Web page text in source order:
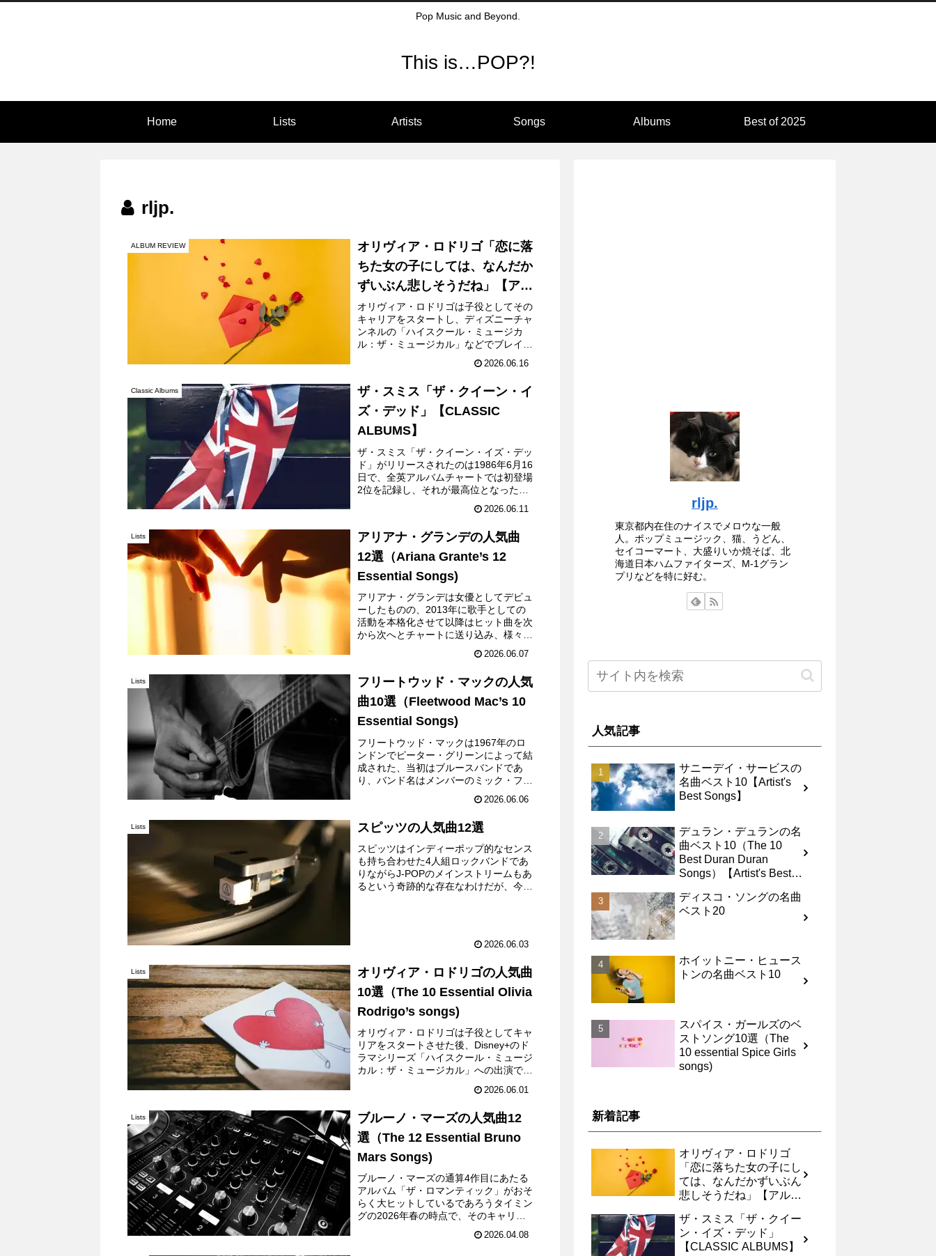
Pop Music and Beyond.
This is…POP?!
Home Lists Artists Songs Albums Best of 2025
rljp.
ALBUM REVIEW
オリヴィア・ロドリゴ「恋に落
ちた女の子にしては、なんだか
ずいぶん悲しそうだね」【アル
バムレヴュー】
オリヴィア・ロドリゴは子役としてその
キャリアをスタートし、ディズニーチャ
ンネルの「ハイスクール・ミュージカ
ル：ザ・ミュージカル」などでブレイク
動を本格化したのだが、デビューシング
2026.06.16
Classic Albums
ザ・スミス「ザ・クイーン・イ
ズ・デッド」【CLASSIC
ALBUMS】
ザ・スミス「ザ・クイーン・イズ・デッ
ド」がリリースされたのは1986年6月16
日で、全英アルバムチャートでは初登場
2位を記録し、それが最高位となった。
ブル・タッチ」であった。発売40周年
2026.06.11
Lists
アリアナ・グランデの人気曲
12選（Ariana Grante’s 12
Essential Songs)
アリアナ・グランデは女優としてデビュ
ーしたものの、2013年に歌手としての
活動を本格化させて以降はヒット曲を次
から次へとチャートに送り込み、様々な
ブのボーカルはこれ見よがしではなく、
2026.06.07
Lists
フリートウッド・マックの人気
曲10選（Fleetwood Mac’s 10
Essential Songs)
フリートウッド・マックは1967年のロ
ンドンでピーター・グリーンによって結
成された、当初はブルースバンドであ
り、バンド名はメンバーのミック・フリ
に由来する。インストゥルメンタル曲の
2026.06.06
Lists スピッツの人気曲12選
スピッツはインディーポップ的なセンス
も持ち合わせた4人組ロックバンドであ
りながらJ-POPのメインストリームもあ
るという奇跡的な存在なわけだが、今回
2026.06.03
Lists
オリヴィア・ロドリゴの人気曲
10選（The 10 Essential Olivia
Rodrigo’s songs)
オリヴィア・ロドリゴは子役としてキャ
リアをスタートさせた後、Disney+のド
ラマシリーズ「ハイスクール・ミュージ
カル：ザ・ミュージカル」への出演で人
コードと契約し、音楽活動に重心を移し
2026.06.01
Lists
ブルーノ・マーズの人気曲12
選（The 12 Essential Bruno
Mars Songs)
ブルーノ・マーズの通算4作目にあたる
アルバム「ザ・ロマンティック」がおそ
らく大ヒットしているであろうタイミン
グの2026年春の時点で、そのキャリア
か、ということでやりはじめた名曲選で
2026.04.08
rljp.
東京都内在住のナイスでメロウな一般
人。ポップミュージック、猫、うどん、
セイコーマート、大盛りいか焼そば、北
海道日本ハムファイターズ、M-1グラン
プリなどを特に好む。
人気記事
サニーデイ・サービスの
名曲ベスト10【Artist's
Best Songs】
デュラン・デュランの名
曲ベスト10（The 10
Best Duran Duran
Songs）【Artist's Best
ディスコ・ソングの名曲
ベスト20
ホイットニー・ヒュース
トンの名曲ベスト10
スパイス・ガールズのベ
ストソング10選（The
10 essential Spice Girls
songs)
新着記事
オリヴィア・ロドリゴ
「恋に落ちた女の子にし
ては、なんだかずいぶん
悲しそうだね」【アルバ
ザ・スミス「ザ・クイー
ン・イズ・デッド」
【CLASSIC ALBUMS】